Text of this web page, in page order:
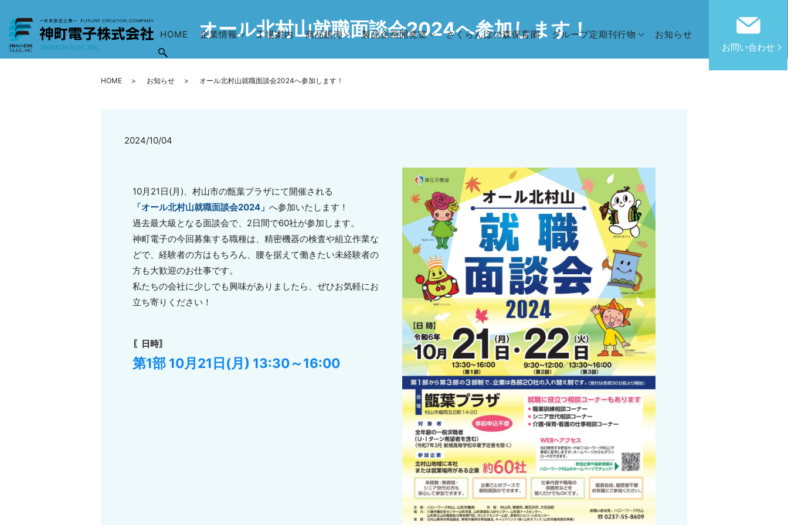
HOME 企業情報 工場案内 商品販売 製品企画開発室 さくらんぼの森保育園 グループ定期刊行物
お知らせ
お問い合わせ
オール北村山就職面談会2024へ参加します！
HOME お知らせ オール北村山就職面談会2024へ参加します！
2024/10/04
10月21日(月)、村山市の甑葉プラザにて開催される
「オール北村山就職面談会2024」 へ参加いたします！
過去最大級となる面談会で、2日間で60社が参加します。
神町電子の今回募集する職種は、精密機器の検査や組立作業な
どで、経験者の方はもちろん、腰を据えて働きたい未経験者の
方も大歓迎のお仕事です。
私たちの会社に少しでも興味がありましたら、ぜひお気軽にお
立ち寄りください！
〖日時〗
第1部 10月21日(月) 13:30～16:00